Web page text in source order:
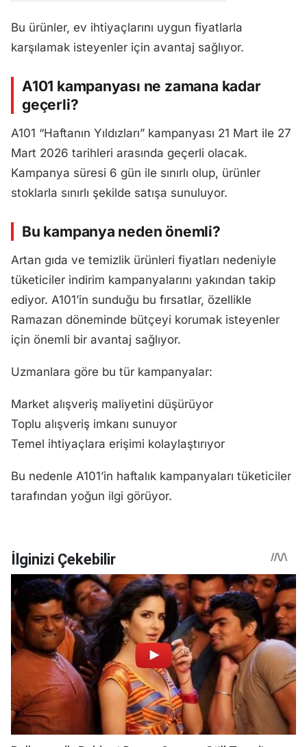
Bu ürünler, ev ihtiyaçlarını uygun fiyatlarla
karşılamak isteyenler için avantaj sağlıyor.
A101 kampanyası ne zamana kadar
geçerli?
A101 “Haftanın Yıldızları” kampanyası 21 Mart ile 27
Mart 2026 tarihleri arasında geçerli olacak.
Kampanya süresi 6 gün ile sınırlı olup, ürünler
stoklarla sınırlı şekilde satışa sunuluyor.
Bu kampanya neden önemli?
Artan gıda ve temizlik ürünleri fiyatları nedeniyle
tüketiciler indirim kampanyalarını yakından takip
ediyor. A101’in sunduğu bu fırsatlar, özellikle
Ramazan döneminde bütçeyi korumak isteyenler
için önemli bir avantaj sağlıyor.
Uzmanlara göre bu tür kampanyalar:
Market alışveriş maliyetini düşürüyor
Toplu alışveriş imkanı sunuyor
Temel ihtiyaçlara erişimi kolaylaştırıyor
Bu nedenle A101’in haftalık kampanyaları tüketiciler
tarafından yoğun ilgi görüyor.